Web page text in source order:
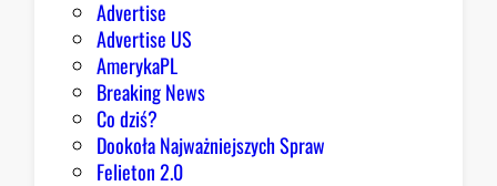
Advertise
Advertise US
AmerykaPL
Breaking News
Co dziś?
Dookoła Najważniejszych Spraw
Felieton 2.0